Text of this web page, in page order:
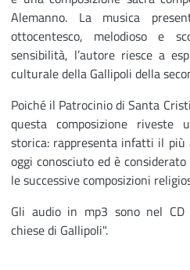
Alemanno. La musica
ottocentesco, melodioso e
sensibilità, l’autore riesce a
culturale della Gallipoli della
Poiché il Patrocinio di Santa
questa composizione riveste
storica: rappresenta infatti il più
oggi conosciuto ed è
le successive composizioni
Gli audio in mp3 sono nel
chiese di Gallipoli".